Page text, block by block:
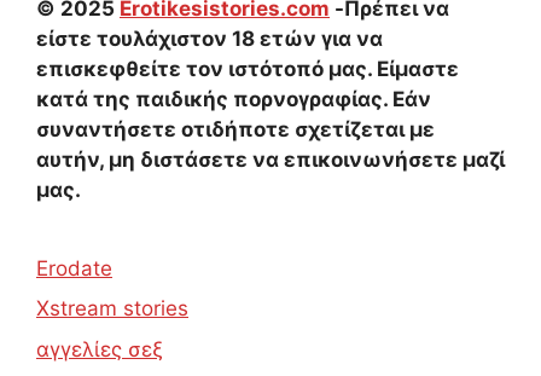
© 2025 Erotikesistories.com -Πρέπει να
είστε τουλάχιστον 18 ετών για να
επισκεφθείτε τον ιστότοπό μας. Είμαστε
κατά της παιδικής πορνογραφίας. Εάν
συναντήσετε οτιδήποτε σχετίζεται με
αυτήν, μη διστάσετε να επικοινωνήσετε μαζί
μας.
Erodate
Xstream stories
αγγελίες σεξ